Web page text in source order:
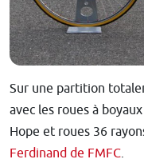
Sur une partition
avec les roues à
Hope et roues 36
Ferdinand de FMFC.